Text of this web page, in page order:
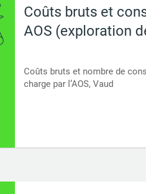
Coûts bruts et
AOS (exploration
Coûts bruts et nombre de
charge par l’AOS, Vaud